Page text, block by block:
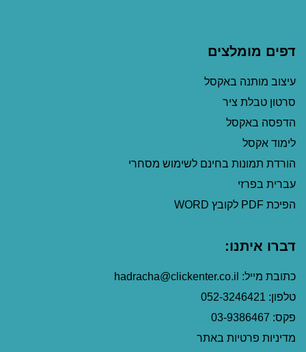
דפים מומלצים
עיצוב מותנה באקסל
סרטון טבלת ציר
הדפסה באקסל
לימוד אקסל
הורדת תמונות בחינם לשימוש מסחרי
עברית בפרזי
הפיכת PDF לקובץ WORD
דברו איתנו:
כתובת מייל: hadracha@clickenter.co.il
טלפון: 052-3246421
פקס: 03-9386467
מדיניות פרטיות באתר